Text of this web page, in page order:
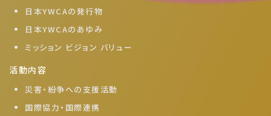
日本YWCAの発行物
日本YWCAのあゆみ
ミッション ビジョン バリュー
活動内容
災害・紛争への支援活動
国際協力・国際連携